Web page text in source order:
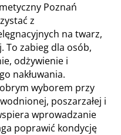
Poznań
z
na twarz,
To zabieg dla osób,
odżywienie i
nakłuwania.
wyborem przy
poszarzałej i
wprowadzanie
poprawić kondycję